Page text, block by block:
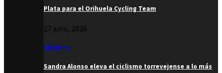
Plata para el Orihuela Cycling Team
27 julio, 2026
Ciclismo
Sandra Alonso eleva el ciclismo torrevejense a lo más